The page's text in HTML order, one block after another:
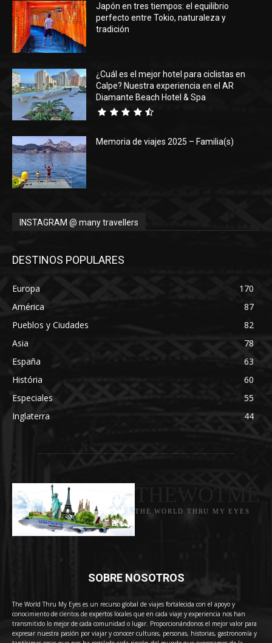
Japón en tres tiempos: el equilibrio
perfecto entre Tokio, naturaleza y
tradición
¿Cuál es el mejor hotel para ciclistas en
Calpe? Nuestra experiencia en el AR
Diamante Beach Hotel & Spa
Memoria de viajes 2025 – Familia(s)
INSTAGRAM @ many travellers
DESTINOS POPULARES
Europa
170
América
87
Pueblos y Ciudades
82
Asia
78
España
63
História
60
Especiales
55
Inglaterra
44
THE WORLD THRU MY EYES
SOBRE NOSOTROS
The World Thru My Eyes es un recurso global de viajes fortalecida con el apoyo y
conocimiento de cientos de expertos locales que en cada viaje y experiencia nos han
transmitido lo mejor de cada comunidad o lugar. Proporcionándonos el mejor valor para
expresar nuestra pasión por viajar y conocer culturas, personas, historias, gastronomía y